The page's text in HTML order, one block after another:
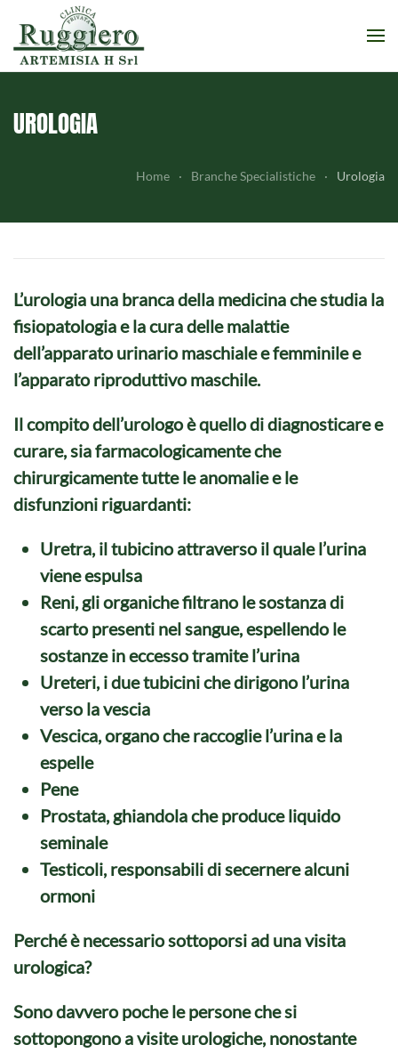
Skip to main content
UROLOGIA
Home Branche Specialistiche Urologia
L’urologia una branca della medicina che studia la
fisiopatologia e la cura delle malattie
dell’apparato urinario maschiale e femminile e
l’apparato riproduttivo maschile.
Il compito dell’urologoè quello di diagnosticare e
curare, sia farmacologicamente che
chirurgicamente tutte le anomalie e le
disfunzioni riguardanti:
Uretra, il tubicino attraverso il quale l’urina
viene espulsa
Reni, gli organiche filtrano le sostanza di
scarto presenti nel sangue, espellendo le
sostanze in eccesso tramite l’urina
Ureteri, i due tubicini che dirigono l’urina
verso la vescia
Vescica, organo che raccoglie l’urina e la
espelle
Pene
Prostata, ghiandola che produce liquido
seminale
Testicoli,responsabili di secernere alcuni
ormoni
Perché è necessario sottoporsi ad una visita
urologica?
Sono davvero poche le persone che si
sottopongono a visite urologiche, nonostante